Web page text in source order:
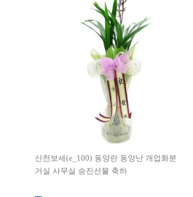
산천보세(e_100) 동양란 동양난 개업화분
거실 사무실 승진선물 축하